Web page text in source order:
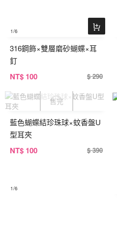
1/6
316鋼飾×雙層磨砂蝴蝶×耳
釘
NT$ 100 $ 290
1/6
藍色蝴蝶結珍珠球×蚊香盤U
型耳夾
NT$ 100 $ 390